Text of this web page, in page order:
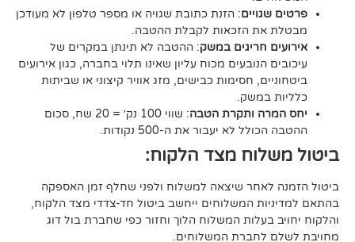
: הזנת כתובת שגויה או מספר טלפון לא מעודכן
הזכאות לקבלת ההטבה.
חריגים במשק: ההטבה לא תינתן במקרים של
מכוח עליון שאינו תלוי בחברה, כגון אירועים
חסימות כבישים, מזג אוויר קיצוני או שביתות
ותקרת הטבה
: שווי 100 נק׳ = 20 שח, סכום
לא יעבור את ה-500 נקודות.
מצד הלקוח:
שיצאה למשלוח ולפני שחלף זמן האספקה
המשלוחים ייחשב ביטול חד-צדדי מצד הלקוח,
המשלוח הלוך וחזור כפי שחברת בול דוג
המשלוחים.